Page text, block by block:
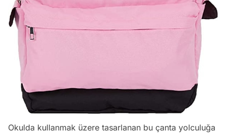
Okulda kullanmak üzere tasarlanan bu çanta yolculuğa